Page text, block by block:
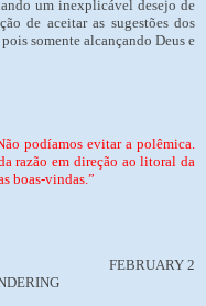
um inexplicável desejo de
de aceitar as sugestões dos
somente alcançando Deus e
podíamos evitar a polêmica.
razão em direção ao litoral da
boas-vindas.”
FEBRUARY 2